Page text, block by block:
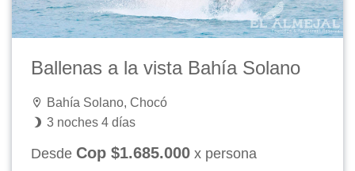
Ballenas a la vista Bahía Solano
Bahía Solano, Chocó
3 noches 4 días
Desde Cop $1.685.000 x persona